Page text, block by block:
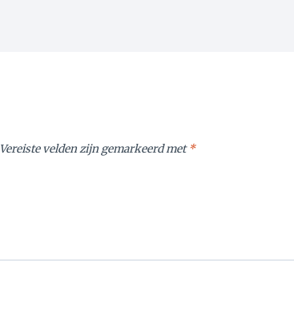
Vereiste velden zijn gemarkeerd met*